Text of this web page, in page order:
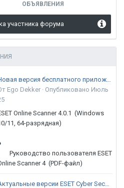
ОБЪЯВЛЕНИЯ
участника форума
Новая версия бесплатного приложения ESET Online Scanner доступна пользователям
Ego Dekker · Опубликовано Июль
Online Scanner 4.0.1 (Windows
11, 64-разрядная)
Руководство пользователя ESET
Scanner 4 (PDF-файл)
Актуальные версии ESET Cyber Security 9